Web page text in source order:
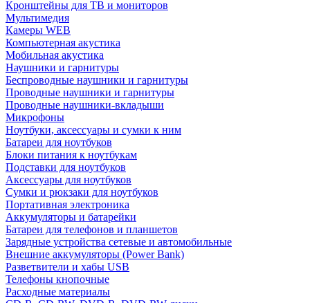
Кронштейны для ТВ и мониторов
Мультимедия
Камеры WEB
Компьютерная акустика
Мобильная акустика
Наушники и гарнитуры
Беспроводные наушники и гарнитуры
Проводные наушники и гарнитуры
Проводные наушники-вкладыши
Микрофоны
Ноутбуки, аксессуары и сумки к ним
Батареи для ноутбуков
Блоки питания к ноутбукам
Подставки для ноутбуков
Аксессуары для ноутбуков
Сумки и рюкзаки для ноутбуков
Портативная электроника
Аккумуляторы и батарейки
Батареи для телефонов и планшетов
Зарядные устройства сетевые и автомобильные
Внешние аккумуляторы (Power Bank)
Разветвители и хабы USB
Телефоны кнопочные
Расходные материалы